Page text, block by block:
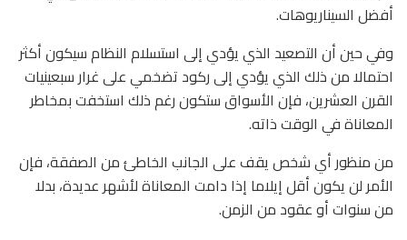
أفضل السيناريوهات.
وفي حين أن التصعيد الذي يؤدي إلى استسلام النظام سيكون أكثر
احتمالا من ذلك الذي يؤدي إلى ركود تضخمي على غرار سبعينيات
القرن العشرين، فإن الأسواق ستكون رغم ذلك استخفت بمخاطر
المعاناة في الوقت ذاته.
من منظور أي شخص يقف على الجانب الخاطئ من الصفقة، فإن
الأمر لن يكون أقل إيلاما إذا دامت المعاناة لأشهر عديدة، بدلا
من سنوات أو عقود من الزمن.